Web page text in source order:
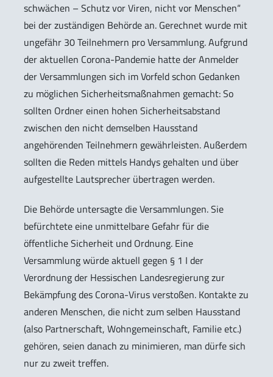
schwächen – Schutz vor Viren, nicht vor Menschen“
bei der zuständigen Behörde an. Gerechnet wurde mit
ungefähr 30 Teilnehmern pro Versammlung. Aufgrund
der aktuellen Corona-Pandemie hatte der Anmelder
der Versammlungen sich im Vorfeld schon Gedanken
zu möglichen Sicherheitsmaßnahmen gemacht: So
sollten Ordner einen hohen Sicherheitsabstand
zwischen den nicht demselben Hausstand
angehörenden Teilnehmern gewährleisten. Außerdem
sollten die Reden mittels Handys gehalten und über
aufgestellte Lautsprecher übertragen werden.
Die Behörde untersagte die Versammlungen. Sie
befürchtete eine unmittelbare Gefahr für die
öffentliche Sicherheit und Ordnung. Eine
Versammlung würde aktuell gegen § 1 I der
Verordnung der Hessischen Landesregierung zur
Bekämpfung des Corona-Virus verstoßen. Kontakte zu
anderen Menschen, die nicht zum selben Hausstand
(also Partnerschaft, Wohngemeinschaft, Familie etc.)
gehören, seien danach zu minimieren, man dürfe sich
nur zu zweit treffen.